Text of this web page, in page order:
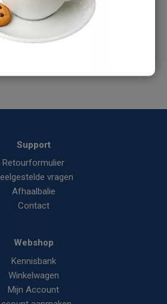
je graag te woord:
Support
Retourformulier
vragen
Afhaalbalie
Contact
Webshop
Kennisbank
Winkelwagen
Mijn Account